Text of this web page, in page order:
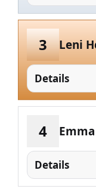
3 Leni
Details
4
Details